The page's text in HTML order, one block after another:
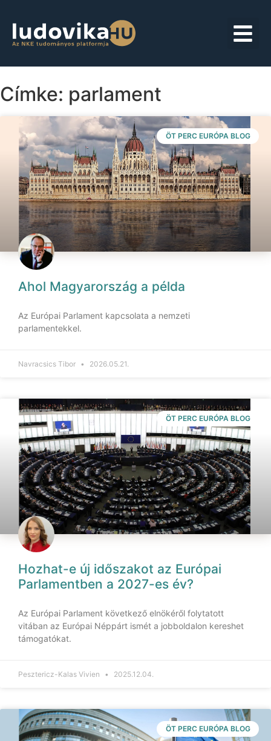
Címke: parlament
ÖT PERC EURÓPA BLOG
Ahol Magyarország a példa
Az Európai Parlament kapcsolata a nemzeti
parlamentekkel.
Navracsics Tibor 2026.05.21.
ÖT PERC EURÓPA BLOG
Hozhat-e új időszakot az Európai
Parlamentben a 2027-es év?
Az Európai Parlament következő elnökéről folytatott
vitában az Európai Néppárt ismét a jobboldalon kereshet
támogatókat.
Pesztericz-Kalas Vivien 2025.12.04.
ÖT PERC EURÓPA BLOG